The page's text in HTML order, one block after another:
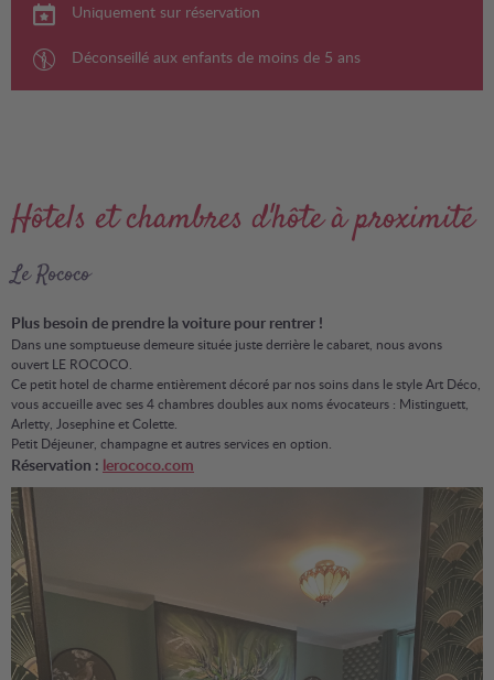
Uniquement sur réservation
Déconseillé aux enfants de moins de 5 ans
Hôtels et chambres d'hôte à proximité
Le Rococo
Plus besoin de prendre la voiture pour rentrer !
Dans une somptueuse demeure située juste derrière le cabaret, nous avons
ouvert LE ROCOCO.
Ce petit hotel de charme entièrement décoré par nos soins dans le style Art Déco,
vous accueille avec ses 4 chambres doubles aux noms évocateurs : Mistinguett,
Arletty, Josephine et Colette.
Petit Déjeuner, champagne et autres services en option.
Réservation : lerococo.com